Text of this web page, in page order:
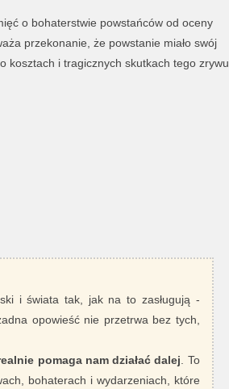
o bohaterstwie powstańców od oceny
przekonanie, że powstanie miało swój
kosztach i tragicznych skutkach tego zrywu.
i świata tak, jak na to zasługują -
opowieść nie przetrwa bez tych,
pomaga nam działać dalej . To
bohaterach i wydarzeniach, które